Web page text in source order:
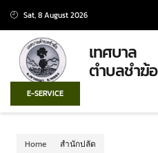
Sat, 8 August 2026
เทศบาล
ตำบลชำฆ้อ
E-SERVICE
Home สำนักปลัด